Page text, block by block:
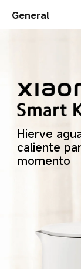
General
Hierve
caliente
momento